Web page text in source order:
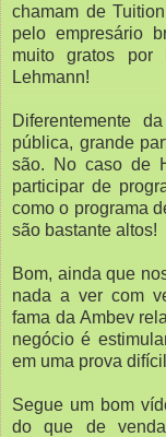
chamam de
pelo empresário
muito gratos por
Lehmann!
Diferentemente
pública, grande
são. No caso de
participar de
como o programa
são bastante altos!
Bom, ainda que
nada a ver com
fama da Ambev
negócio é
em uma prova
Segue um bom
do que de